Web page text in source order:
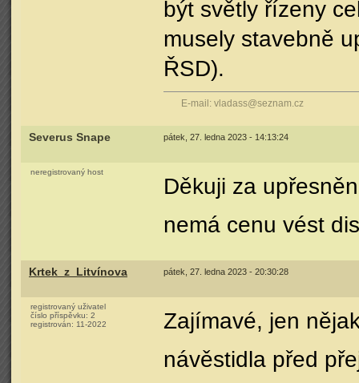
být světly řízeny
musely stavebně
ŘSD).
E-mail: vladass@seznam.cz
Severus Snape pátek, 27. ledna 2023 - 14:13:24
neregistrovaný host
Děkuji za
nemá cenu vést
Krtek_z_Litvínova pátek, 27. ledna 2023 - 20:30:28
registrovaný uživatel
číslo příspěvku: 2
registrován: 11-2022
Zajímavé, jen
návěstidla před